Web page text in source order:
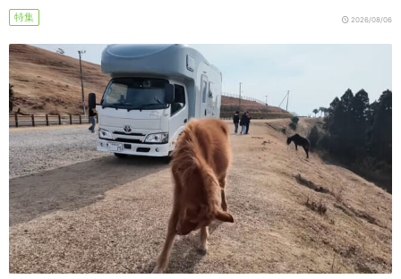
特集 2026/08/06